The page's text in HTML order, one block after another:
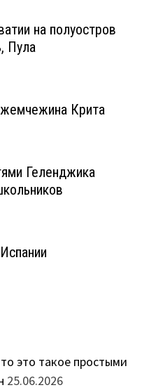
на полуостров
Пула
Крита
Геленджика
это такое простыми
25.06.2026